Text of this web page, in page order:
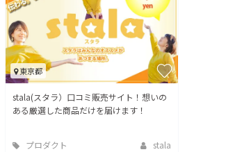
東京都
stala(スタラ）口コミ販売サイト！想いの
ある厳選した商品だけを届けます！
プロダクト
stala